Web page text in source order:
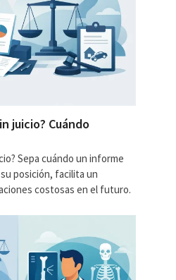
juicio? Cuándo
Sepa cuándo un informe
posición, facilita un
costosas en el futuro.